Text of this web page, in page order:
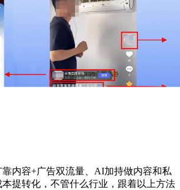
内容+广告双流量、AI加持做内容和私
提转化，不管什么行业，跟着以上方法